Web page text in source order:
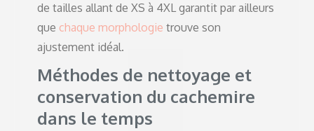
de tailles allant de XS à 4XL garantit par ailleurs
que chaque morphologie trouve son
ajustement idéal.
Méthodes de nettoyage et
conservation du cachemire
dans le temps